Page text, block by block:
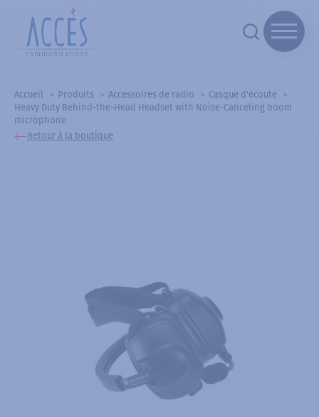
Accueil Produits Accessoires de radio
Casque d'écoute
Heavy Duty Behind-the-Head Headset with Noise-Canceling boom
microphone
Retour à la boutique